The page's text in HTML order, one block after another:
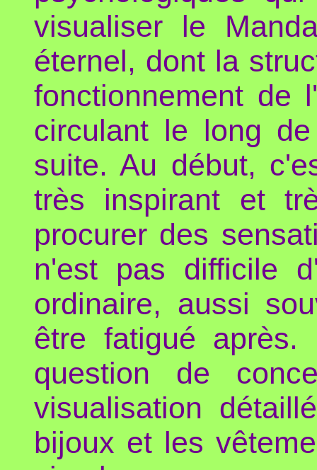
visualiser le
éternel, dont la
fonctionnement de
circulant le long
suite. Au début,
très inspirant et
procurer des
n'est pas difficile
ordinaire, aussi
être fatigué après.
question de
visualisation
bijoux et les